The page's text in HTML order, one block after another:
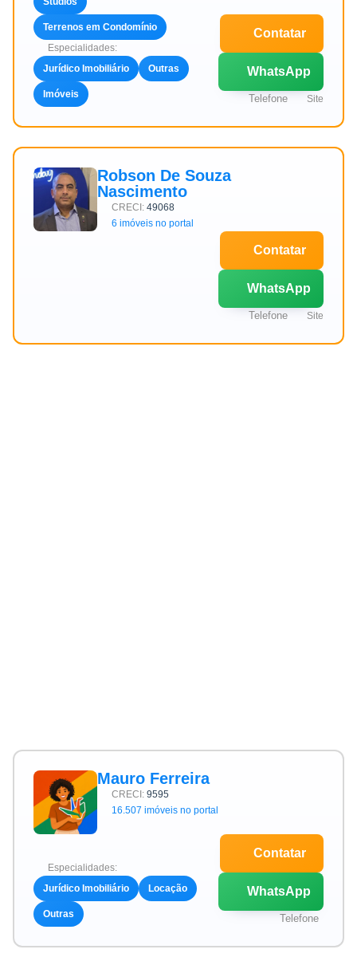
Terrenos em Condomínio
Especialidades:
Jurídico Imobiliário
Outras
Imóveis
Contatar
WhatsApp
Telefone Site
Robson De Souza
Nascimento
CRECI: 49068
6 imóveis no portal
Contatar
WhatsApp
Telefone Site
Mauro Ferreira
CRECI: 9595
16.507 imóveis no portal
Especialidades:
Jurídico Imobiliário
Locação
Outras
Contatar
WhatsApp
Telefone